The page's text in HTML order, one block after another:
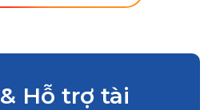
Hỗ trợ tài